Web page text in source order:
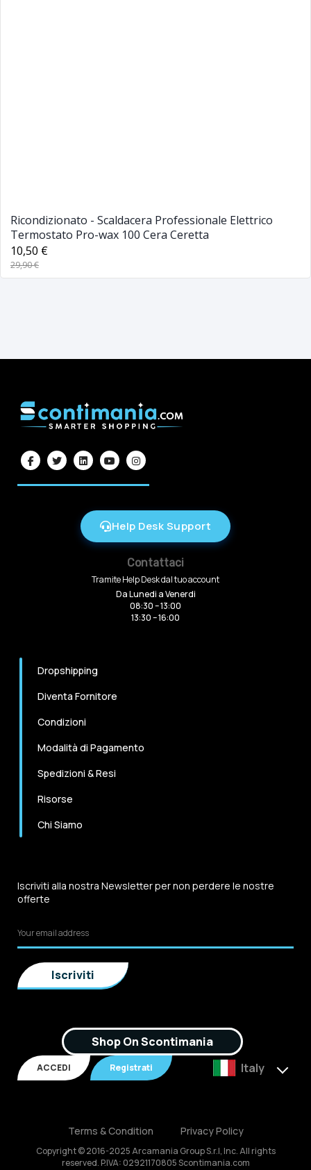
Ricondizionato - Scaldacera Professionale Elettrico
Termostato Pro-wax 100 Cera Ceretta
10,50 €
29,90 €
Help Desk Support
Contattaci
Tramite Help Desk dal tuo account
Da Lunedi a Venerdi
08:30 – 13:00
13:30 – 16:00
Dropshipping
Diventa Fornitore
Condizioni
Modalità di Pagamento
Spedizioni & Resi
Risorse
Chi Siamo
Iscriviti alla nostra Newsletter per non perdere le nostre
offerte
Shop On Scontimania
ACCEDI Registrati Italy
Copyright © 2016-2025 Arcamania Group S.r.l, Inc. All rights
reserved. P.IVA: 02921170805 Scontimania.com
Terms & Condition Privacy Policy